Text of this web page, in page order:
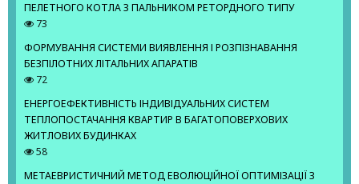
ПЕЛЕТНОГО КОТЛА З ПАЛЬНИКОМ РЕТОРДНОГО ТИПУ
73
ФОРМУВАННЯ СИСТЕМИ ВИЯВЛЕННЯ І РОЗПІЗНАВАННЯ
БЕЗПІЛОТНИХ ЛІТАЛЬНИХ АПАРАТІВ
72
ЕНЕРГОЕФЕКТИВНІСТЬ ІНДИВІДУАЛЬНИХ СИСТЕМ
ТЕПЛОПОСТАЧАННЯ КВАРТИР В БАГАТОПОВЕРХОВИХ
ЖИТЛОВИХ БУДИНКАХ
58
МЕТАЕВРИСТИЧНИЙ МЕТОД ЕВОЛЮЦІЙНОЇ ОПТИМІЗАЦІЇ З